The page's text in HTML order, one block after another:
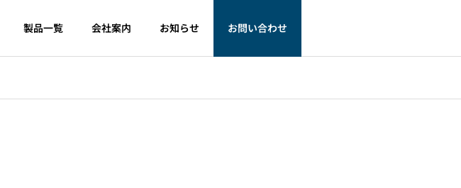
製品一覧 会社案内 お知らせ お問い合わせ